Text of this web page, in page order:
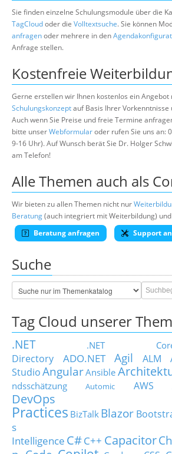
Sie finden einzelne Schulungsmodule über die
TagCloudoder die Volltextsuche. Sie können
anfragenoder mehrere in den
Anfrage stellen.
Kostenfreie
Gerne erstellen wir Ihnen kostenlos ein Angebot
Schulungskonzeptauf Basis Ihrer
Auch wenn Sie Preise und freie Termine
bitte unserWebformularoder rufen Sie uns an:
9-16 Uhr). Auf Wunsch berät Sie Dr. Holger
am Telefon!
Alle Themen auch als
Wir bieten zu allen Themen nicht nur
Beratung(auch integriert mit Weiterbildung) und
Beratung anfragen
Support
Suche
Tag Cloud unserer
.NET .NET
Directory
ADO.NET Agil ALM
StudioAngularAnsible
ndsschätzung
Automic AWS
DevOps
Practices BizTalk Blazor
s
Intelligence C#C++ Capacitor